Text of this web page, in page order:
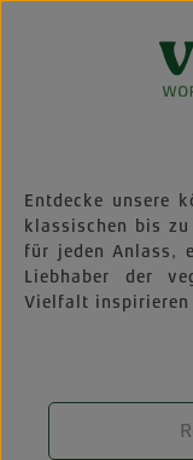
Entdecke unsere
klassischen bis
für jeden Anlass,
Liebhaber der
Vielfalt inspirieren